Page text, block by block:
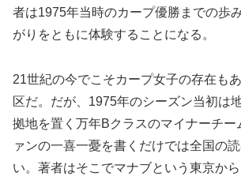
者は1975年当時のカープ優勝までの歩
がりをともに体験することになる。
21世紀の今でこそカープ女子の存在も
区だ。だが、1975年のシーズン当初は
拠地を置く万年Bクラスのマイナーチー
ァンの一喜一憂を書くだけでは全国の
い。著者はそこでマナブという東京か